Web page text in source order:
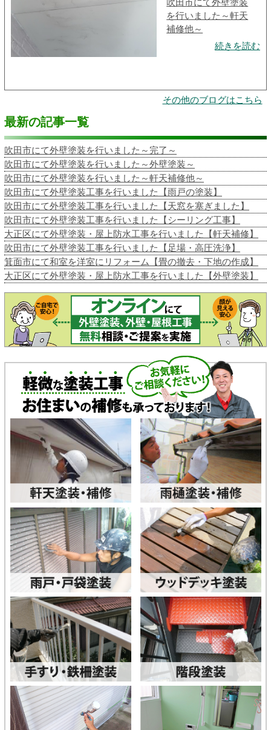
吹田市にて外壁塗装
を行いました～軒天
補修他～
続きを読む
その他のブログはこちら
最新の記事一覧
吹田市にて外壁塗装を行いました～完了～
吹田市にて外壁塗装を行いました～外壁塗装～
吹田市にて外壁塗装を行いました～軒天補修他～
吹田市にて外壁塗装工事を行いました【雨戸の塗装】
吹田市にて外壁塗装工事を行いました【天窓を塞ぎました】
吹田市にて外壁塗装工事を行いました【シーリング工事】
大正区にて外壁塗装・屋上防水工事を行いました【軒天補修】
吹田市にて外壁塗装工事を行いました【足場・高圧洗浄】
箕面市にて和室を洋室にリフォーム【畳の撤去・下地の作成】
大正区にて外壁塗装・屋上防水工事を行いました【外壁塗装】